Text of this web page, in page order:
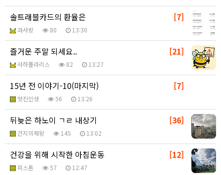
[7]
솔트래블카드의 환율은
과사랑 80 13:30
[21]
즐거운 주말 되세요..
사하폴라리스 82 13:27
[7]
15년 전 이야기-10(마지막)
멋진인생 56 13:26
[36]
뒤늦은 하노이 ㄱㄹ 내상기
간지의제왕 145 13:02
[12]
건강을 위해 시작한 아침운동
피스톤 57 12:47